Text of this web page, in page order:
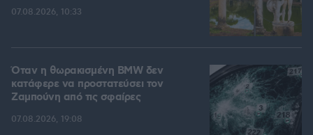
07.08.2026, 10:33
Όταν η θωρακισμένη BMW δεν
κατάφερε να προστατεύσει τον
Ζαμπούνη από τις σφαίρες
07.08.2026, 19:08